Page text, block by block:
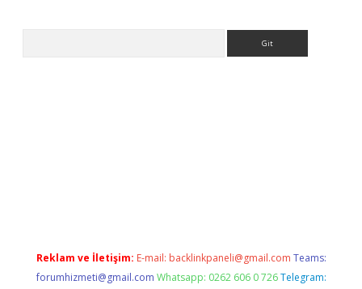
Reklam ve İletişim: E-mail: backlinkpaneli@gmail.com Teams:
forumhizmeti@gmail.com Whatsapp: 0262 606 0 726 Telegram: